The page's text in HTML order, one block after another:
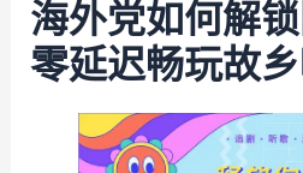
海外党如何解锁
零延迟畅玩故